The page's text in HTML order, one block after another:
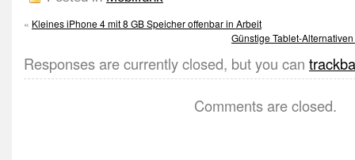
« Kleines iPhone 4 mit 8 GB Speicher offenbar in Arbeit
Günstige Tablet-
Responses are currently closed, but you can
Comments are closed.